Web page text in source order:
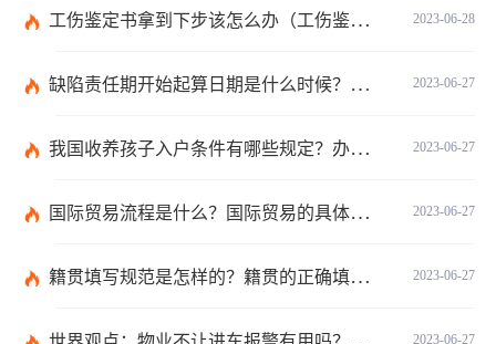
2023-06-28
工伤鉴定书拿到下步该怎么办（工伤鉴定后要是对伤残等级结论不服怎么办）
2023-06-27
缺陷责任期开始起算日期是什么时候？缺陷责任终止证书签发的必要条件是什么？
2023-06-27
我国收养孩子入户条件有哪些规定？办理收养登记的事实收养情况有几种？
2023-06-27
国际贸易流程是什么？国际贸易的具体流程的内容都有哪些？
2023-06-27
籍贯填写规范是怎样的？籍贯的正确填写规范是什么？-天天微动态
2023-06-27